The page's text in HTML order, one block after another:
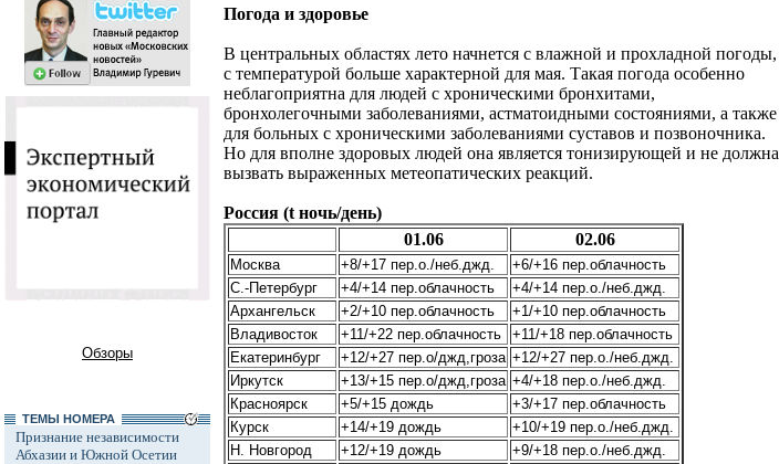
Обзоры
ТЕМЫ НОМЕРА
Признание независимости
Абхазии и Южной Осетии
Погода и здоровье
В центральных областях лето начнется с влажной и прохладной погоды,
с температурой больше характерной для мая. Такая погода особенно
неблагоприятна для людей с хроническими бронхитами,
бронхолегочными заболеваниями, астматоидными состояниями, а также
для больных с хроническими заболеваниями суставов и позвоночника.
Но для вполне здоровых людей она является тонизирующей и не должна
вызвать выраженных метеопатических реакций.
Россия (t ночь/день)
01.06
02.06
Москва +8/+17 пер.о./неб.джд.
+6/+16 пер.облачность
С.-Петербург
+4/+14 пер.облачность
+4/+14 пер.о./неб.джд.
Архангельск
+2/+10 пер.облачность
+1/+10 пер.облачность
Владивосток
+11/+22 пер.облачность
+11/+18 пер.облачность
Екатеринбург
+12/+27 пер.о/джд,гроза +12/+27 пер.о./неб.джд.
Иркутск
+13/+15 пер.о/джд,гроза +4/+18 пер.о./неб.джд.
Красноярск
+5/+15 дождь
+3/+17 пер.облачность
Курск
+14/+19 дождь
+10/+19 пер.о./неб.джд.
Н. Новгород
+12/+19 дождь
+9/+18 пер.о./неб.джд.